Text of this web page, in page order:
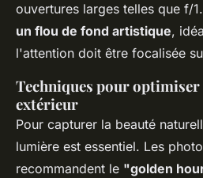
ouvertures larges telles que f/
un flou de fond artistique,
l'attention doit être focalisée
Techniques pour optimiser
extérieur
Pour capturer la beauté
lumière est essentiel. Les
recommandent le "golden